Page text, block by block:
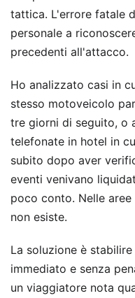
tattica. L'errore fatale
personale a
precedenti all'attacco.
Ho analizzato casi in
stesso motoveicolo
tre giorni di seguito, o
telefonate in hotel in
subito dopo aver
eventi venivano
poco conto. Nelle
non esiste.
La soluzione è
immediato e senza
un viaggiatore nota